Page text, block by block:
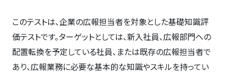
このテストは、企業の広報担当者を対象とした基礎知識評
価テストです。ターゲットとしては、新入社員、広報部門への
配置転換を予定している社員、または既存の広報担当者で
あり、広報業務に必要な基本的な知識やスキルを持ってい